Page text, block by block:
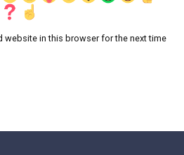
website in this browser for the next time